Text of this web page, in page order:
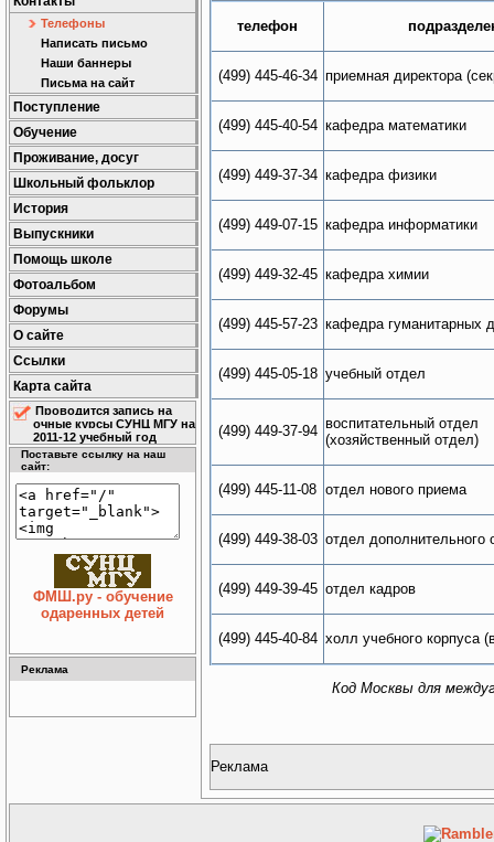
Телефоны
Написать письмо
Наши баннеры
Письма на сайт
Поступление
Обучение
Проживание, досуг
Школьный фольклор
История
Выпускники
Помощь школе
Фотоальбом
Форумы
О сайте
Ссылки
Карта сайта
Проводится запись на
очные курсы СУНЦ МГУ на
2011-12 учебный год
Поставьте ссылку на наш
сайт:
ФМШ.ру - обучение
одаренных детей
Реклама
телефон
(499) 445-46-34 приемная директора
(499) 445-40-54 кафедра математики
(499) 449-37-34 кафедра физики
(499) 449-07-15 кафедра информатики
(499) 449-32-45 кафедра химии
(499) 445-57-23 кафедра гуманитарных
(499) 445-05-18 учебный отдел
(499) 449-37-94 воспитательный отдел
(хозяйственный отдел)
(499) 445-11-08 отдел нового приема
(499) 449-38-03 отдел дополнительного
(499) 449-39-45 отдел кадров
(499) 445-40-84 холл учебного корпуса
Код Москвы для
Реклама